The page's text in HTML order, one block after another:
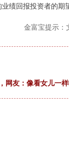
绩回报投资者的期
金富宝提示：
网友：像看女儿一